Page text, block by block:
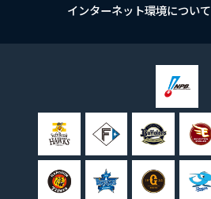
インターネット環境について